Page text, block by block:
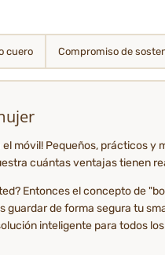
cuero Compromiso de
móvil! Pequeños, prácticos
cuántas ventajas tienen
Entonces el concepto de
guardar de forma segura tu
inteligente para todos